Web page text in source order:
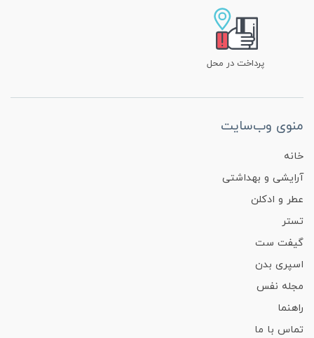
پرداخت در محل
منوی وب‌سایت
خانه
آرایشی و بهداشتی
عطر و ادکلن
تستر
گیفت ست
اسپری بدن
مجله نفس
راهنما
تماس با ما